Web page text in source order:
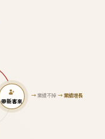
帶新客來
→業績不掉 →業績增長